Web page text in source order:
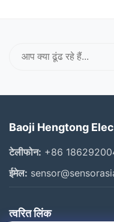
Baoji Hengtong
टेलीफोन: +86
ईमेल:
त्वरित लिंक